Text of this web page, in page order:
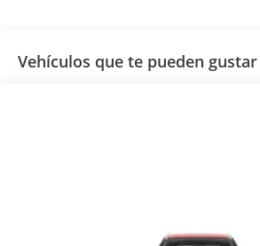
Vehículos que te pueden gustar